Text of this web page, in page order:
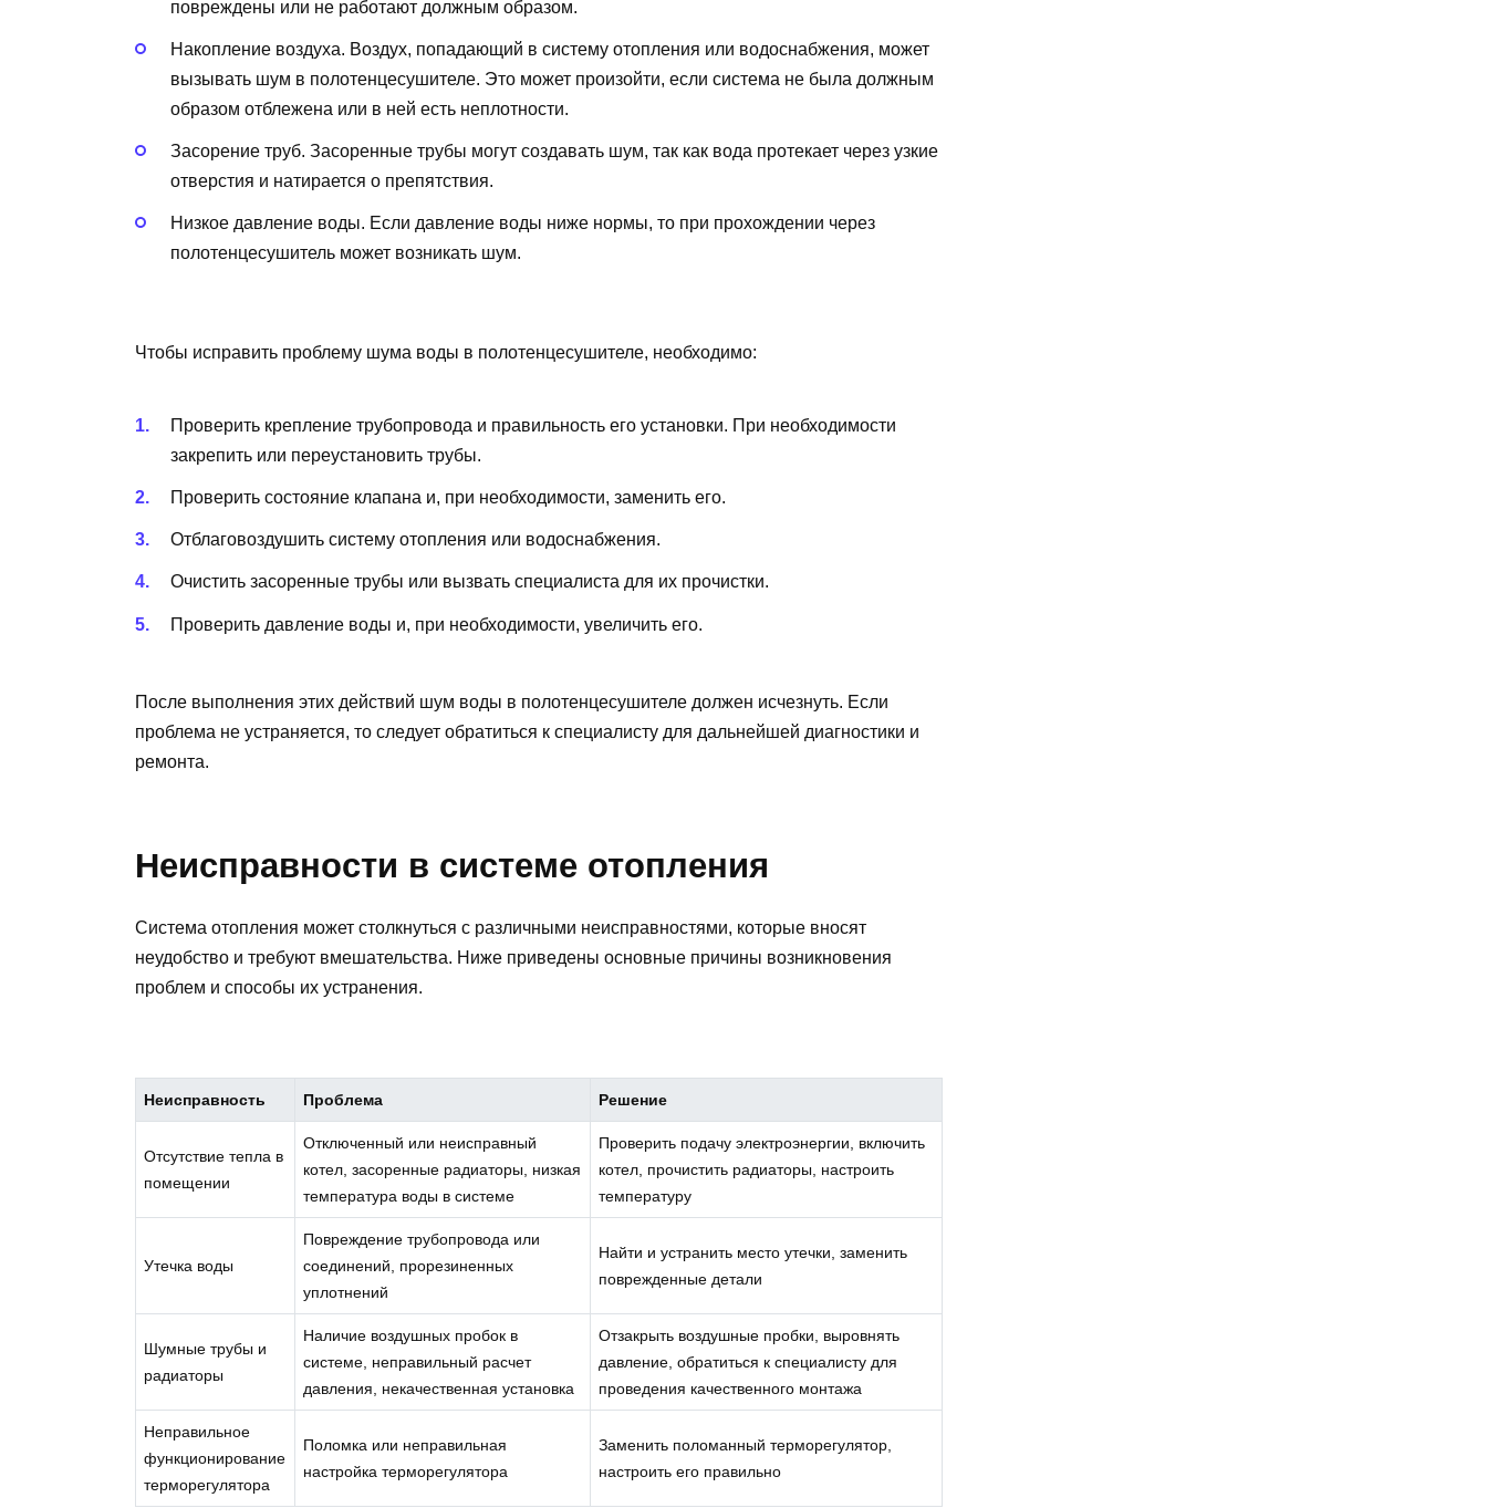
повреждены или не работают должным образом.
Накопление воздуха. Воздух, попадающий в систему отопления или водоснабжения, может
вызывать шум в полотенцесушителе. Это может произойти, если система не была должным
образом отблежена или в ней есть неплотности.
Засорение труб. Засоренные трубы могут создавать шум, так как вода протекает через узкие
отверстия и натирается о препятствия.
Низкое давление воды. Если давление воды ниже нормы, то при прохождении через
полотенцесушитель может возникать шум.
Чтобы исправить проблему шума воды в полотенцесушителе, необходимо:
Проверить крепление трубопровода и правильность его установки. При необходимости
закрепить или переустановить трубы.
Проверить состояние клапана и, при необходимости, заменить его.
Отблаговоздушить систему отопления или водоснабжения.
Очистить засоренные трубы или вызвать специалиста для их прочистки.
Проверить давление воды и, при необходимости, увеличить его.
После выполнения этих действий шум воды в полотенцесушителе должен исчезнуть. Если
проблема не устраняется, то следует обратиться к специалисту для дальнейшей диагностики и
ремонта.
Неисправности в системе отопления
Система отопления может столкнуться с различными неисправностями, которые вносят
неудобство и требуют вмешательства. Ниже приведены основные причины возникновения
проблем и способы их устранения.
Неисправность Проблема Решение
Отсутствие тепла в
помещении
Отключенный или неисправный
котел, засоренные радиаторы, низкая
температура воды в системе
Проверить подачу электроэнергии, включить
котел, прочистить радиаторы, настроить
температуру
Утечка воды
Повреждение трубопровода или
соединений, прорезиненных
уплотнений
Найти и устранить место утечки, заменить
поврежденные детали
Шумные трубы и
радиаторы
Наличие воздушных пробок в
системе, неправильный расчет
давления, некачественная установка
Отзакрыть воздушные пробки, выровнять
давление, обратиться к специалисту для
проведения качественного монтажа
Неправильное
функционирование
терморегулятора
Поломка или неправильная
настройка терморегулятора
Заменить поломанный терморегулятор,
настроить его правильно